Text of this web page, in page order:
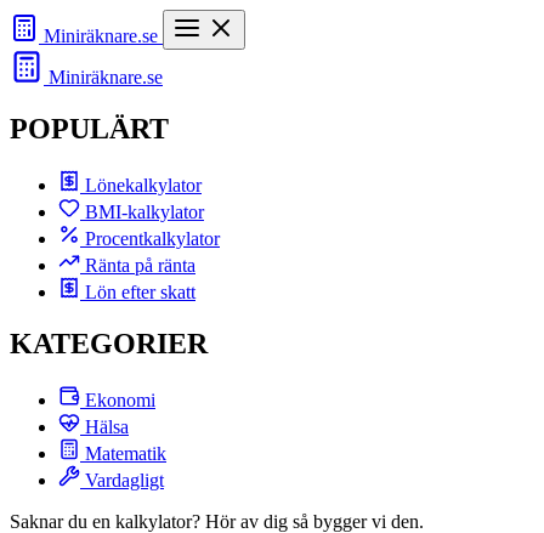
Miniräknare.se
Miniräknare.se
POPULÄRT
Lönekalkylator
BMI-kalkylator
Procentkalkylator
Ränta på ränta
Lön efter skatt
KATEGORIER
Ekonomi
Hälsa
Matematik
Vardagligt
Saknar du en kalkylator? Hör av dig så bygger vi den.